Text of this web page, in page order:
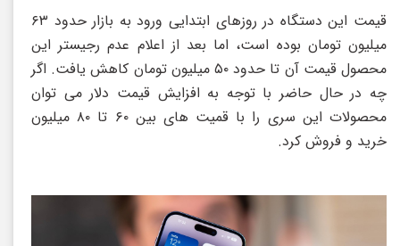
قیمت این دستگاه در روزهای ابتدایی ورود به بازار حدود ۶۳
میلیون تومان بوده است، اما بعد از اعلام عدم رجیستر این
محصول قیمت آن تا حدود ۵۰ میلیون تومان کاهش یافت. اگر
چه در حال حاضر با توجه به افزایش قیمت دلار می توان
محصولات این سری را با قمیت های بین ۶۰ تا ۸۰ میلیون
خرید و فروش کرد.